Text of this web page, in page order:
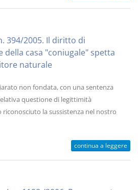
394/2005. Il diritto di
della casa "coniugale" spetta
naturale
non fondata, con una sentenza
questione di legittimità
la sussistenza nel nostro
continua a leggere